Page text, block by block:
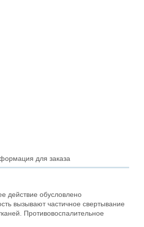
для заказа
действие обусловлено
вызывают частичное свертывание
Противовоспалительное